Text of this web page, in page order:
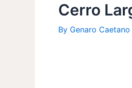
Cerro
By Genaro Caetano